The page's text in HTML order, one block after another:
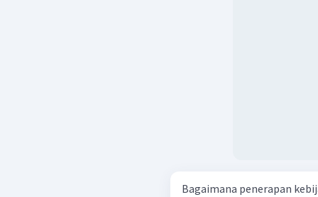
Bagaimana penerapan